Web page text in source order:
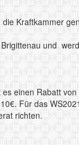
Kraftkammer
und
einen Rabatt
Für das
richten.